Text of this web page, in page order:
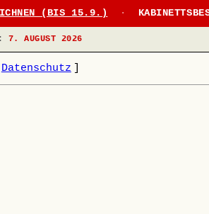
(BIS 15.9.) ·
7. AUGUST 2026
Datenschutz